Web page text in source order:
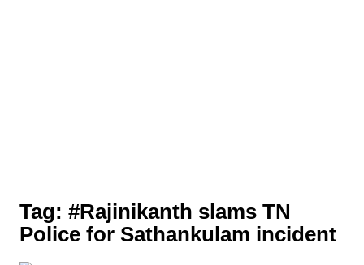
Tag: #Rajinikanth slams TN
Police for Sathankulam incident